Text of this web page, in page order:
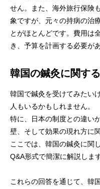
せん。また、海外旅行保険
象ですが、元々の持病の治
とがほとんどです。費用は
き、予算を計画する必要が
韓国の鍼灸に関す
韓国で鍼灸を受けてみたい
人もいるかもしれません。
特に、日本の制度との違い
壁、そして効果の現れ方に
ここでは、韓国の鍼灸に関
Q&A形式で簡潔に解説します
これらの回答を通じて、韓